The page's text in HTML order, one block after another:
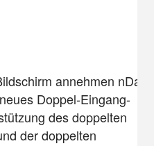
annehmen nDas
Doppel-Eingang-
des doppelten
der doppelten